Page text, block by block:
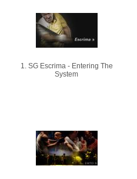
1. SG Escrima - Entering The
System